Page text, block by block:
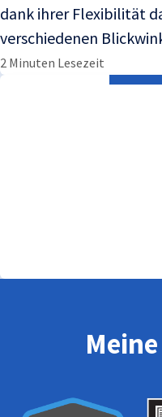
dank ihrer Flexibilität
verschiedenen
2 Minuten Lesezeit